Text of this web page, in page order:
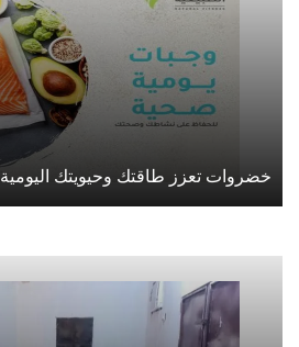
خضروات تعزز طاقتك وحيويتك اليومية